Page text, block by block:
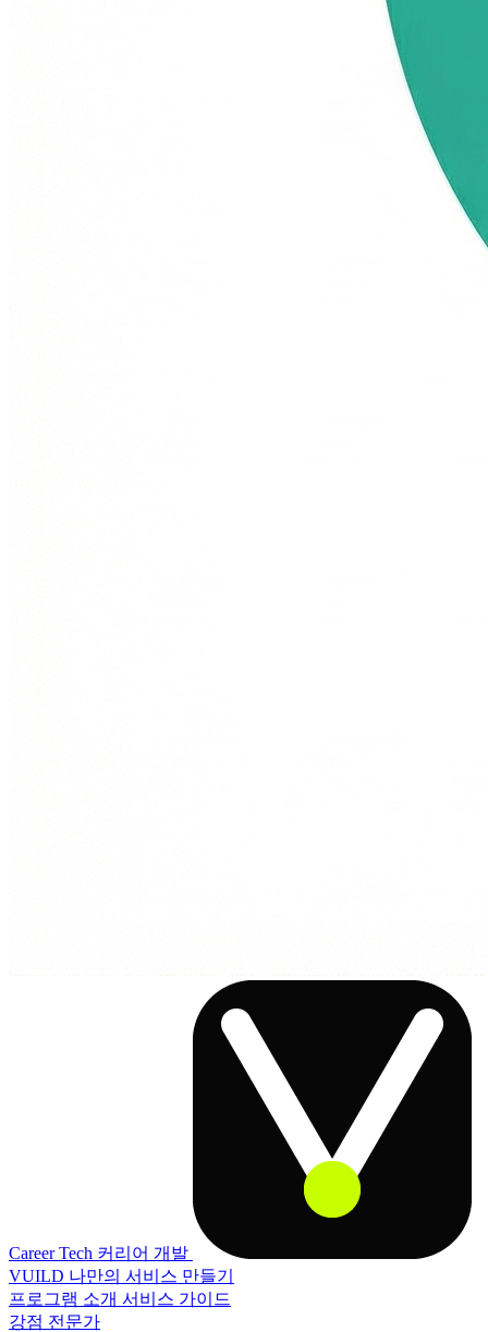
Career Tech 커리어 개발
VUILD 나만의 서비스 만들기
프로그램 소개 서비스 가이드
강점 전문가